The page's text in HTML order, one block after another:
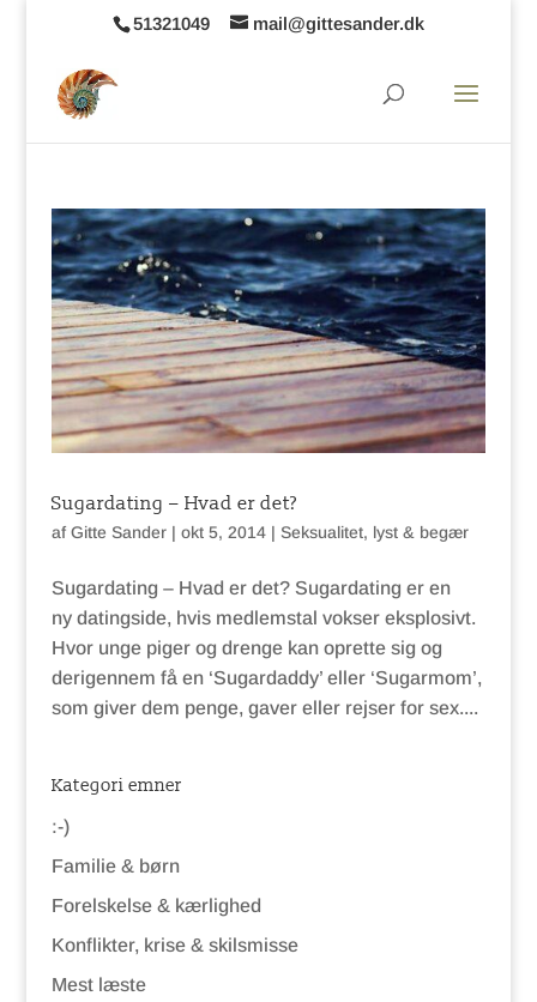
51321049 mail@gittesander.dk
Sugardating – Hvad er det?
afGitte Sander| okt 5, 2014| Seksualitet, lyst & begær
Sugardating – Hvad er det? Sugardating er en
ny datingside, hvis medlemstal vokser eksplosivt.
Hvor unge piger og drenge kan oprette sig og
derigennem få en ‘Sugardaddy’ eller ‘Sugarmom’,
som giver dem penge, gaver eller rejser for sex....
Kategori emner
:-)
Familie & børn
Forelskelse & kærlighed
Konflikter, krise & skilsmisse
Mest læste